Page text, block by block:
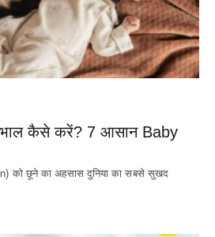
कैसे करें? 7 आसान Baby
को छूने का अहसास दुनिया का सबसे सुखद